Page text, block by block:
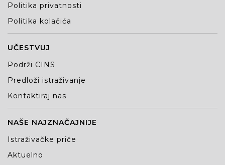
Politika privatnosti
Politika kolačića
UČESTVUJ
Podrži CINS
Predloži istraživanje
Kontaktiraj nas
NAŠE NAJZNAČAJNIJE
Istraživačke priče
Aktuelno